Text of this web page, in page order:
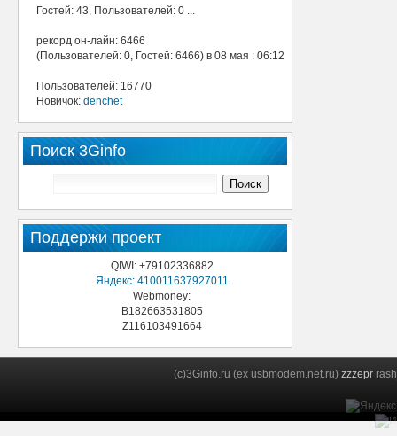
Гостей: 43, Пользователей: 0 ...
рекорд он-лайн: 6466
(Пользователей: 0, Гостей: 6466) в 08 мая : 06:12
Пользователей: 16770
Новичок: denchet
Поиск 3Ginfo
Поддержи проект
QIWI: +79102336882
Яндекс: 410011637927011
Webmoney:
B182663531805
Z116103491664
(c)3Ginfo.ru (ex usbmodem.net.ru) zzzepr